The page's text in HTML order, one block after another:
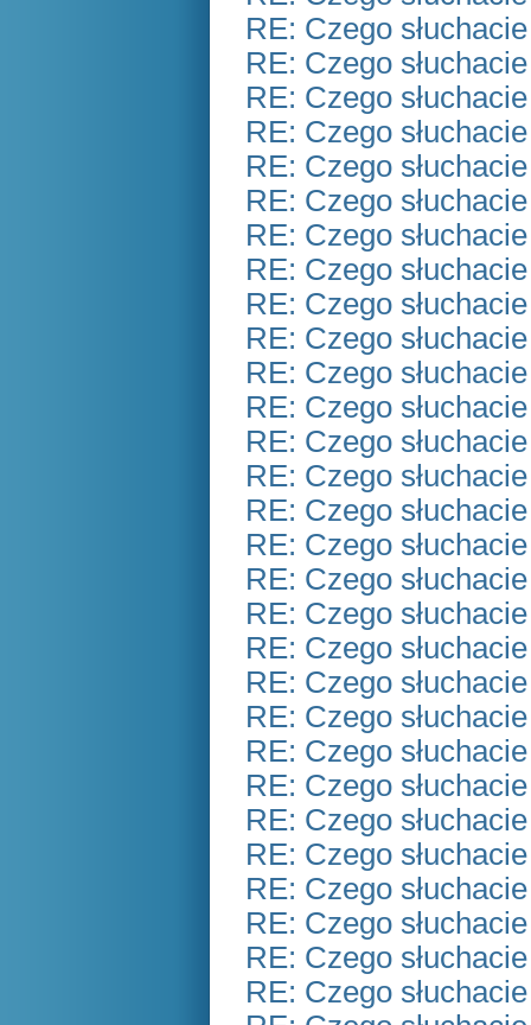
RE: Czego
RE: Czego
RE: Czego
RE: Czego
RE: Czego
RE: Czego
RE: Czego
RE: Czego
RE: Czego
RE: Czego
RE: Czego
RE: Czego
RE: Czego
RE: Czego
RE: Czego
RE: Czego
RE: Czego
RE: Czego
RE: Czego
RE: Czego
RE: Czego
RE: Czego
RE: Czego
RE: Czego
RE: Czego
RE: Czego
RE: Czego
RE: Czego
RE: Czego